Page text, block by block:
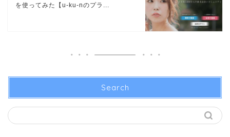
を使ってみた【u-ku-nのプラ...
Search